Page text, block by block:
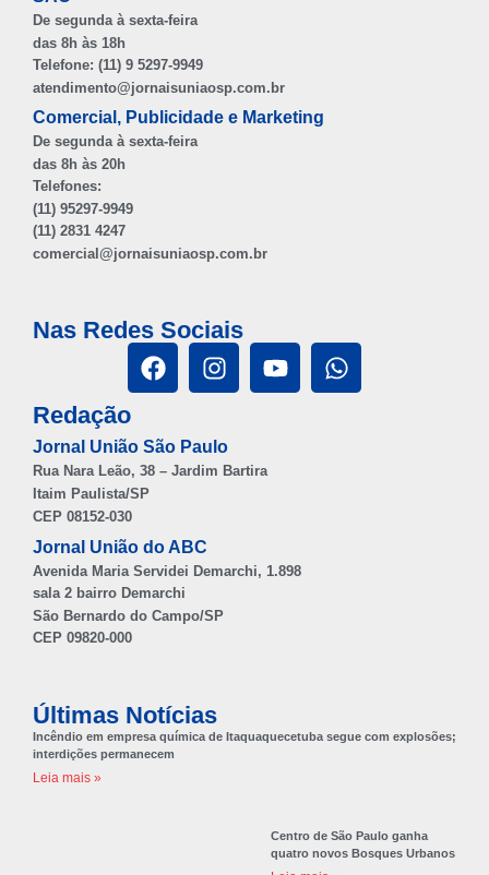
De segunda à sexta-feira
das 8h às 18h
Telefone: (11) 9 5297-9949
atendimento@jornaisuniaosp.com.br
Comercial, Publicidade e Marketing
De segunda à sexta-feira
das 8h às 20h
Telefones:
(11) 95297-9949
(11) 2831 4247
comercial@jornaisuniaosp.com.br
Nas Redes Sociais
Redação
Jornal União São Paulo
Rua Nara Leão, 38 – Jardim Bartira
Itaim Paulista/SP
CEP 08152-030
Jornal União do ABC
Avenida Maria Servidei Demarchi, 1.898
sala 2 bairro Demarchi
São Bernardo do Campo/SP
CEP 09820-000
Últimas Notícias
Incêndio em empresa química de Itaquaquecetuba segue com explosões;
interdições permanecem
Leia mais »
Centro de São Paulo ganha
quatro novos Bosques Urbanos